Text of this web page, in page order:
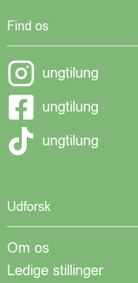
Find os
ungtilung
ungtilung
ungtilung
Udforsk
Om os
Ledige stillinger